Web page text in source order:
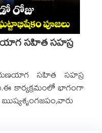
సహిత సహస్ర
సహిత సహస్ర
కార్యక్రమంలో భాగంగా
ఋష్యశృంగజపం,వారు